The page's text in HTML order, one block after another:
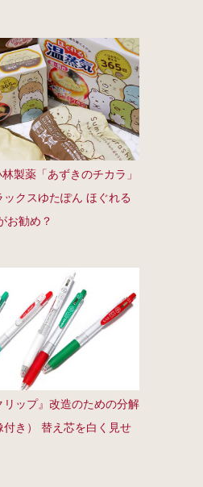
製薬「あずきのチカラ」
クスゆたぽん ほぐれる
お勧め？
リップ』改造のための分解
付き） 替え芯を白く見せ